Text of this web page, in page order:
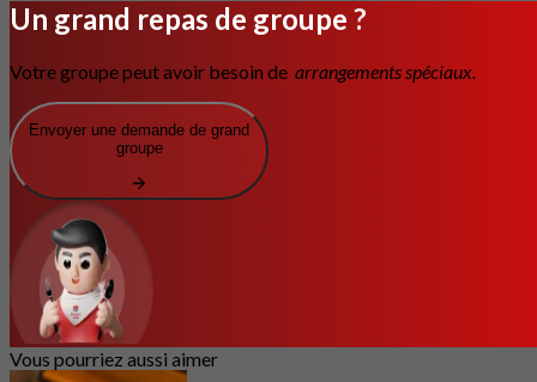
Un grand repas de groupe ?
Votre groupe peut avoir besoin de arrangements spéciaux.
Envoyer une demande de grand
groupe
Vous pourriez aussi aimer